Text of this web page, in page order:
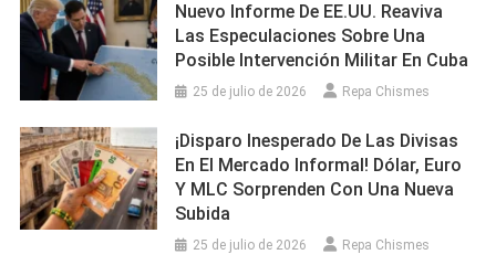
Nuevo Informe De EE.UU. Reaviva
Las Especulaciones Sobre Una
Posible Intervención Militar En Cuba
25 de julio de 2026 Repa Chismes
¡Disparo Inesperado De Las Divisas
En El Mercado Informal! Dólar, Euro
Y MLC Sorprenden Con Una Nueva
Subida
25 de julio de 2026 Repa Chismes